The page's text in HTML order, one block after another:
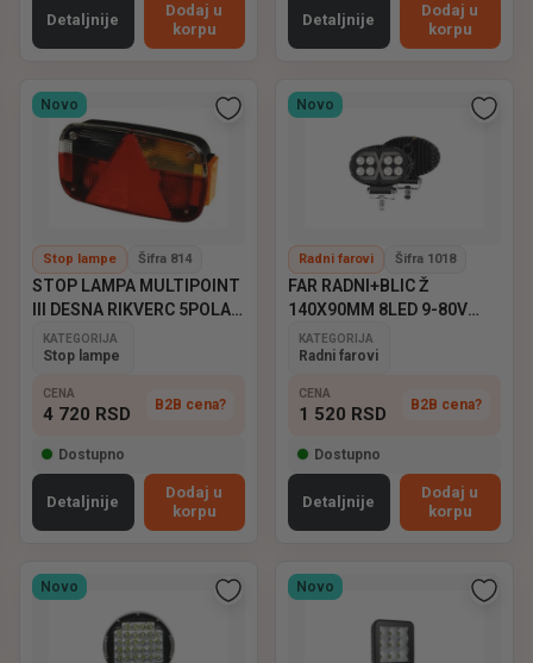
Detaljnije
Dodaj u
korpu
Detaljnije
Dodaj u
korpu
Novo
Stop lampe Šifra 814
STOP LAMPA MULTIPOINT
III DESNA RIKVERC 5POLA
ASPOCK
KATEGORIJA
Stop lampe
CENA
4 720 RSD B2B cena?
Dostupno
Detaljnije
Dodaj u
korpu
Novo
Radni farovi Šifra 1018
FAR RADNI+BLIC Ž
140X90MM 8LED 9-80V
EMARK
KATEGORIJA
Radni farovi
CENA
1 520 RSD B2B cena?
Dostupno
Detaljnije
Dodaj u
korpu
Novo Novo